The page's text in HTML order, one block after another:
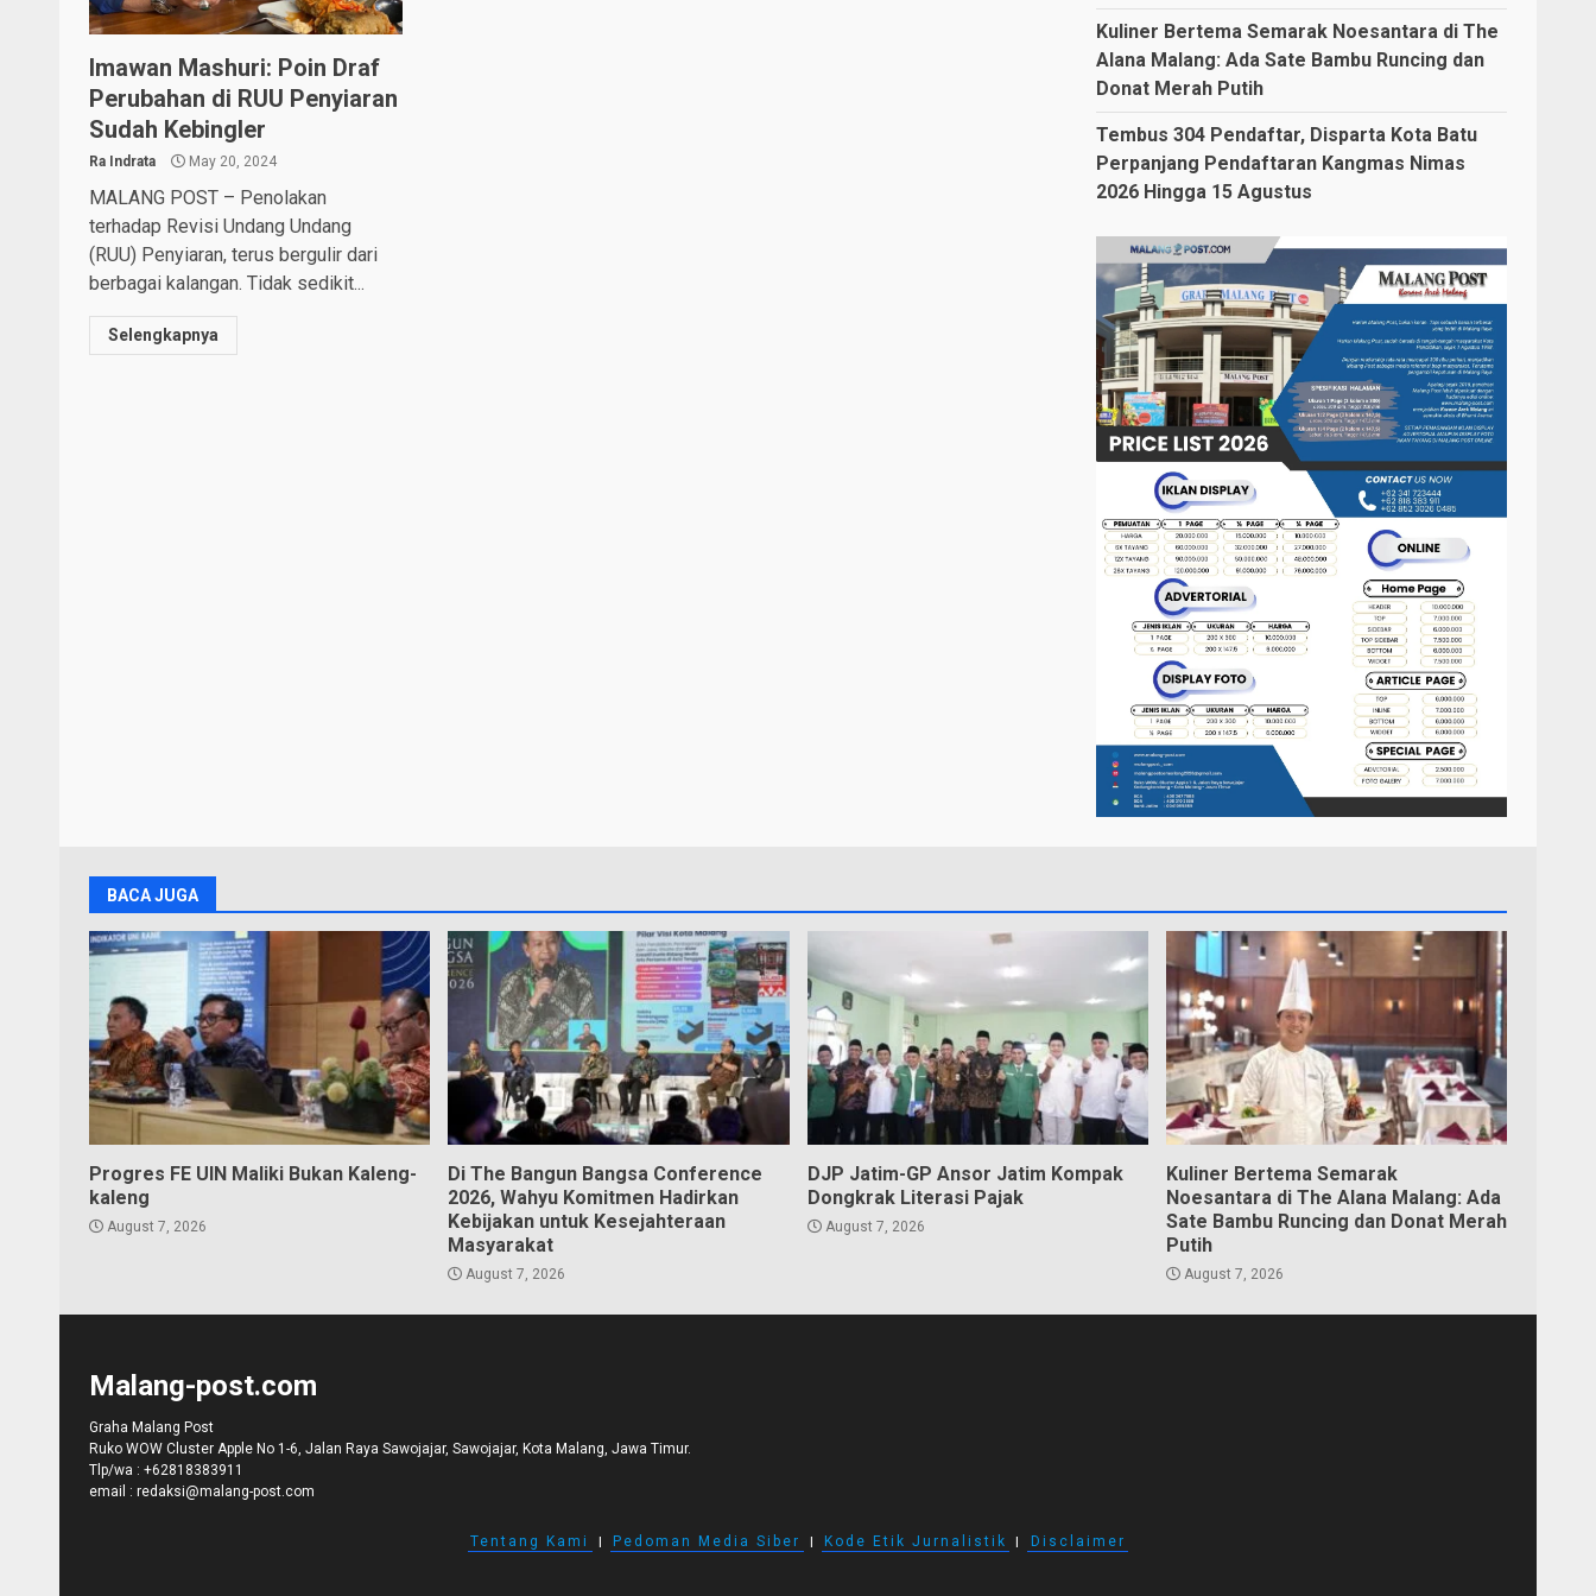
Imawan Mashuri: Poin Draf
Perubahan di RUU Penyiaran
Sudah Kebingler
Ra Indrata May 20, 2024
MALANG POST – Penolakan
terhadap Revisi Undang Undang
(RUU) Penyiaran, terus bergulir dari
berbagai kalangan. Tidak sedikit...
Selengkapnya
Kuliner Bertema Semarak Noesantara di The
Alana Malang: Ada Sate Bambu Runcing dan
Donat Merah Putih
Tembus 304 Pendaftar, Disparta Kota Batu
Perpanjang Pendaftaran Kangmas Nimas
2026 Hingga 15 Agustus
BACA JUGA
Progres FE UIN Maliki Bukan Kaleng-
kaleng
August 7, 2026
Di The Bangun Bangsa Conference
2026, Wahyu Komitmen Hadirkan
Kebijakan untuk Kesejahteraan
Masyarakat
August 7, 2026
DJP Jatim-GP Ansor Jatim Kompak
Dongkrak Literasi Pajak
August 7, 2026
Kuliner Bertema Semarak
Noesantara di The Alana Malang: Ada
Sate Bambu Runcing dan Donat Merah
Putih
August 7, 2026
Malang-post.com
Graha Malang Post
Ruko WOW Cluster Apple No 1-6, Jalan Raya Sawojajar, Sawojajar, Kota Malang, Jawa Timur.
Tlp/wa : +62818383911
email : redaksi@malang-post.com
Tentang Kami I Pedoman Media Siber I Kode Etik Jurnalistik I Disclaimer